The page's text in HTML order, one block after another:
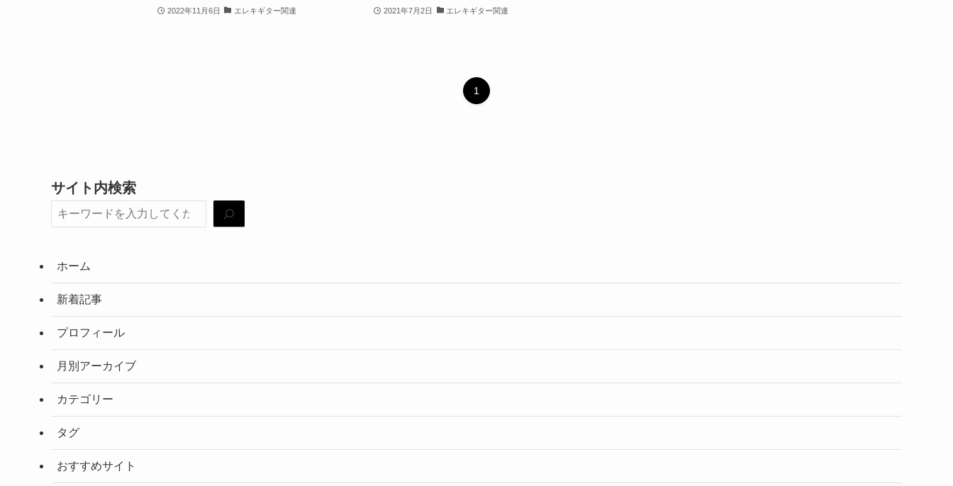
2022年11月6日 エレキギター関連 2021年7月2日 エレキギター関連
1
サイト内検索
ホーム
新着記事
プロフィール
月別アーカイブ
カテゴリー
タグ
おすすめサイト